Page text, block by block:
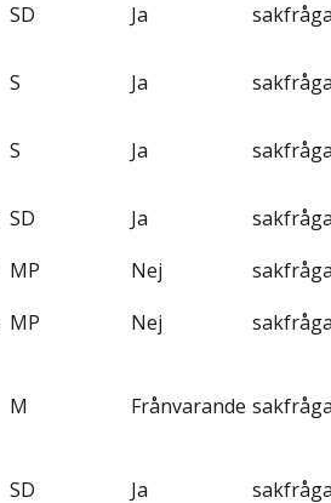
SD Ja
S Ja
S Ja
SD Ja
MP Nej
MP Nej
M Frånvarande
SD Ja